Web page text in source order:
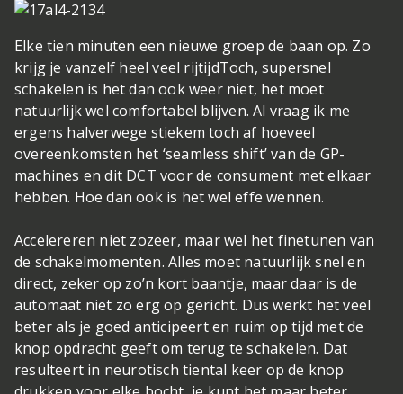
Elke tien minuten een nieuwe groep de baan op. Zo
krijg je vanzelf heel veel rijtijdToch, supersnel
schakelen is het dan ook weer niet, het moet
natuurlijk wel comfortabel blijven. Al vraag ik me
ergens halverwege stiekem toch af hoeveel
overeenkomsten het ‘seamless shift’ van de GP-
machines en dit DCT voor de consument met elkaar
hebben. Hoe dan ook is het wel effe wennen.
Accelereren niet zozeer, maar wel het finetunen van
de schakelmomenten. Alles moet natuurlijk snel en
direct, zeker op zo’n kort baantje, maar daar is de
automaat niet zo erg op gericht. Dus werkt het veel
beter als je goed anticipeert en ruim op tijd met de
knop opdracht geeft om terug te schakelen. Dat
resulteert in neurotisch tiental keer op de knop